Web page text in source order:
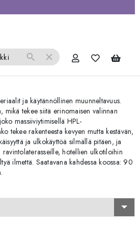
search close
ja käytännöllinen muunneltavuus.
mikä tekee siitä erinomaisen valinnan
massiiviytimisellä HPL-
tekee rakenteesta kevyen mutta kestävän,
ja ulkokäyttöä silmällä pitäen, ja
hotellien ulkotiloihin
ilmettä. Saatavana kahdessa koossa: 90